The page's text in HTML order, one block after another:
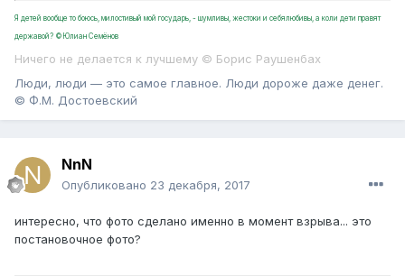
Я детей вообще то боюсь, милостивый мой государь, - шумливы, жестоки и себялюбивы, а коли дети правят
державой? ©Юлиан Семёнов
Ничего не делается к лучшему © Борис Раушенбах
Люди, люди — это самое главное. Люди дороже даже денег.
© Ф.М. Достоевский
NnN
Опубликовано 23 декабря, 2017
интересно, что фото сделано именно в момент взрыва... это
постановочное фото?